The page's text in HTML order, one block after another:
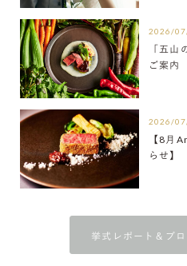
2026/
「五山
ご案内
2026/
【8月
らせ】
挙式レポート＆ブ